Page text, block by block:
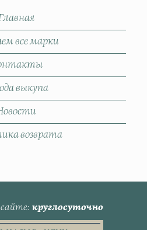
Главная
все марки
выкупа
возврата
сайте круглосуточно